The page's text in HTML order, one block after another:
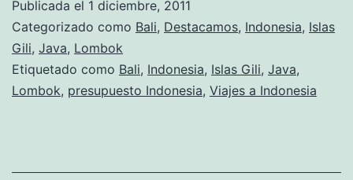
Publicada el 1 diciembre, 2011
Categorizado como Bali, Destacamos, Indonesia, Islas
Gili, Java, Lombok
Etiquetado como Bali, Indonesia, Islas Gili, Java,
Lombok, presupuesto Indonesia, Viajes a Indonesia